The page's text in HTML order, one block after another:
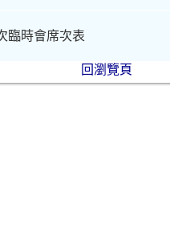
臨時會席次表
回瀏覽頁